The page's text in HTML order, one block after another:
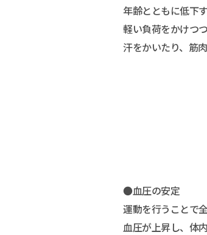
年齢とともに低下
軽い負荷をかけつ
汗をかいたり、筋
●血圧の安定
運動を行うことで
血圧が上昇し、体